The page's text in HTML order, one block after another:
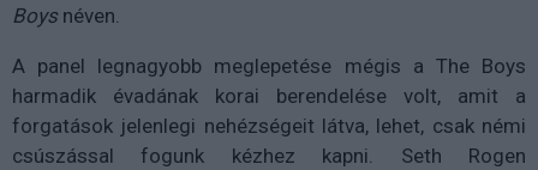
Boys néven.
A panel legnagyobb meglepetése mégis a The Boys
harmadik évadának korai berendelése volt, amit a
forgatások jelenlegi nehézségeit látva, lehet, csak némi
csúszással fogunk kézhez kapni. Seth Rogen